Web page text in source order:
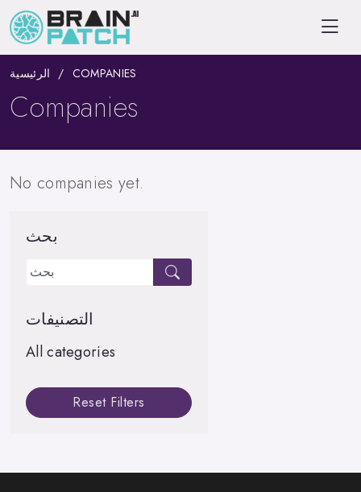
الرئيسية COMPANIES
Companies
No companies yet.
بحث
التصنيفات
All categories
Reset Filters